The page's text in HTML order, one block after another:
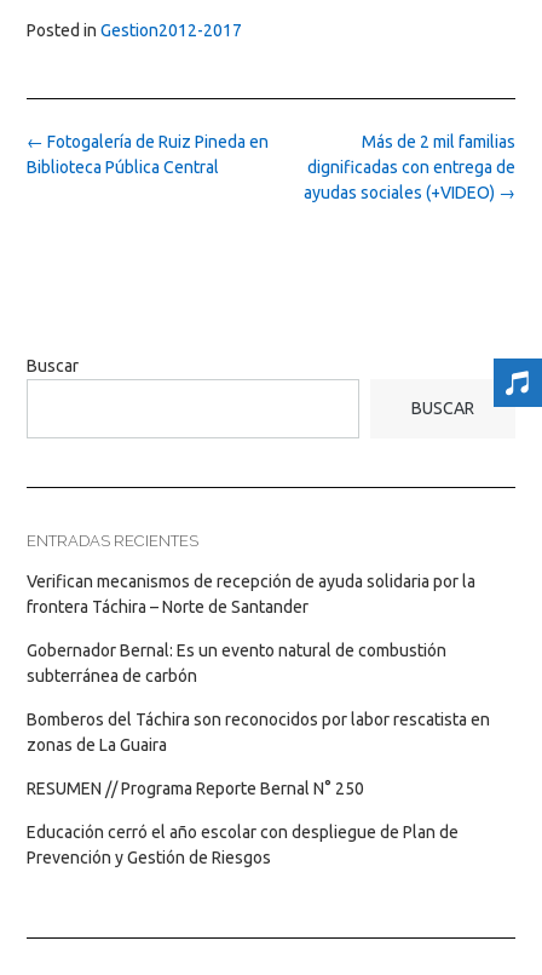
Posted in Gestion2012-2017
Post
navigation
Más de 2 mil familias
dignificadas con entrega de
ayudas sociales (+VIDEO) →
← Fotogalería de Ruiz Pineda en
Biblioteca Pública Central
Buscar
BUSCAR
ENTRADAS RECIENTES
Verifican mecanismos de recepción de ayuda solidaria por la
frontera Táchira – Norte de Santander
Gobernador Bernal: Es un evento natural de combustión
subterránea de carbón
Bomberos del Táchira son reconocidos por labor rescatista en
zonas de La Guaira
RESUMEN // Programa Reporte Bernal N° 250
Educación cerró el año escolar con despliegue de Plan de
Prevención y Gestión de Riesgos